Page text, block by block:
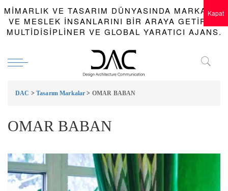
MIMARLIK VE TASARIM DÜNYASINDA MARKALAR
VE MESLEK INSANLARINI BIR ARAYA GETIREN
MULTIDISIPLINER VE GLOBAL YARATICI AJANS.
DAC > Tasarım Markalar > OMAR BABAN
OMAR BABAN
Kapat